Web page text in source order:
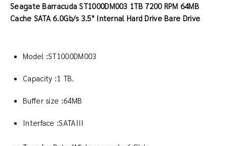
Seagate Barracuda ST1000DM003 1TB 7200 RPM 64MB
Cache SATA 6.0Gb/s 3.5" Internal Hard Drive Bare Drive
Model :ST1000DM003
Capacity :1 TB.
Buffer size :64MB
Interface :SATAIII